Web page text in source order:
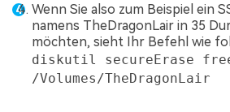
Wenn Sie also zum Beispiel ein
namens TheDragonLair in 35
möchten, sieht Ihr Befehl wie
diskutil secureErase
/Volumes/TheDragonLair